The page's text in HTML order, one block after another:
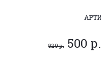
920 р.500 р.